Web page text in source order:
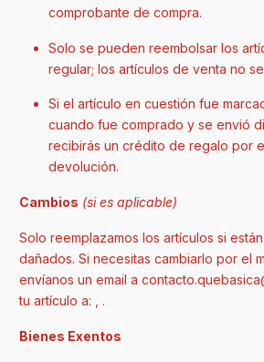
comprobante de compra.
Solo se pueden reembolsar los
regular; los artículos de venta no
Si el artículo en cuestión fue
cuando fue comprado y se envió
recibirás un crédito de regalo por
devolución.
Cambios (si es aplicable)
Solo reemplazamos los artículos si
dañados. Si necesitas cambiarlo por el
envíanos un email a
tu artículo a: , .
Bienes Exentos